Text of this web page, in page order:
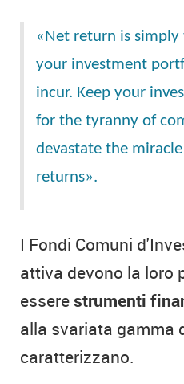
«Net return is
your investment
incur. Keep your
for the tyranny of
devastate the
returns».
I Fondi Comuni
attiva devono la loro
esserestrumenti
alla svariata gamma
caratterizzano.